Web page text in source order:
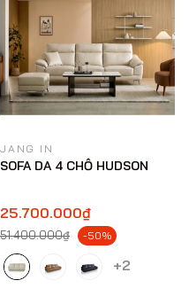
JANG IN
SOFA DA 4 CHỖ HUDSON
25.700.000₫
51.400.000₫ -50%
+2